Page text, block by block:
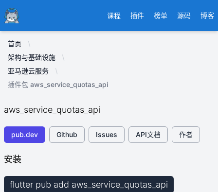
Ducafecat 课程 插件 榜单 源码 博客
首页
架构与基础设施
亚马逊云服务
插件包 aws_service_quotas_api
aws_service_quotas_api
pub.dev Github Issues API文档 作者
安装
flutter pub add aws_service_quotas_api